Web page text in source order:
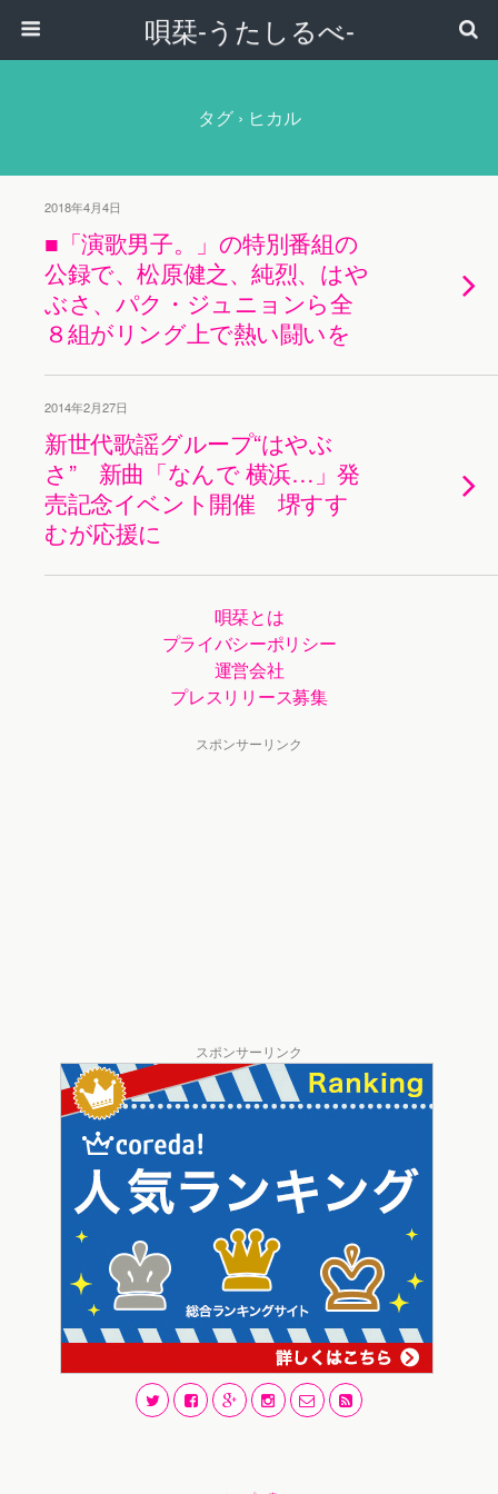
唄栞-うたしるべ-
タグ › ヒカル
2018年4月4日
■「演歌男子。」の特別番組の
公録で、松原健之、純烈、はや
ぶさ、パク・ジュニョンら全
８組がリング上で熱い闘いを
2014年2月27日
新世代歌謡グループ“はやぶ
さ” 新曲「なんで 横浜…」発
売記念イベント開催 堺すす
むが応援に
唄栞とは
プライバシーポリシー
運営会社
プレスリリース募集
スポンサーリンク
スポンサーリンク